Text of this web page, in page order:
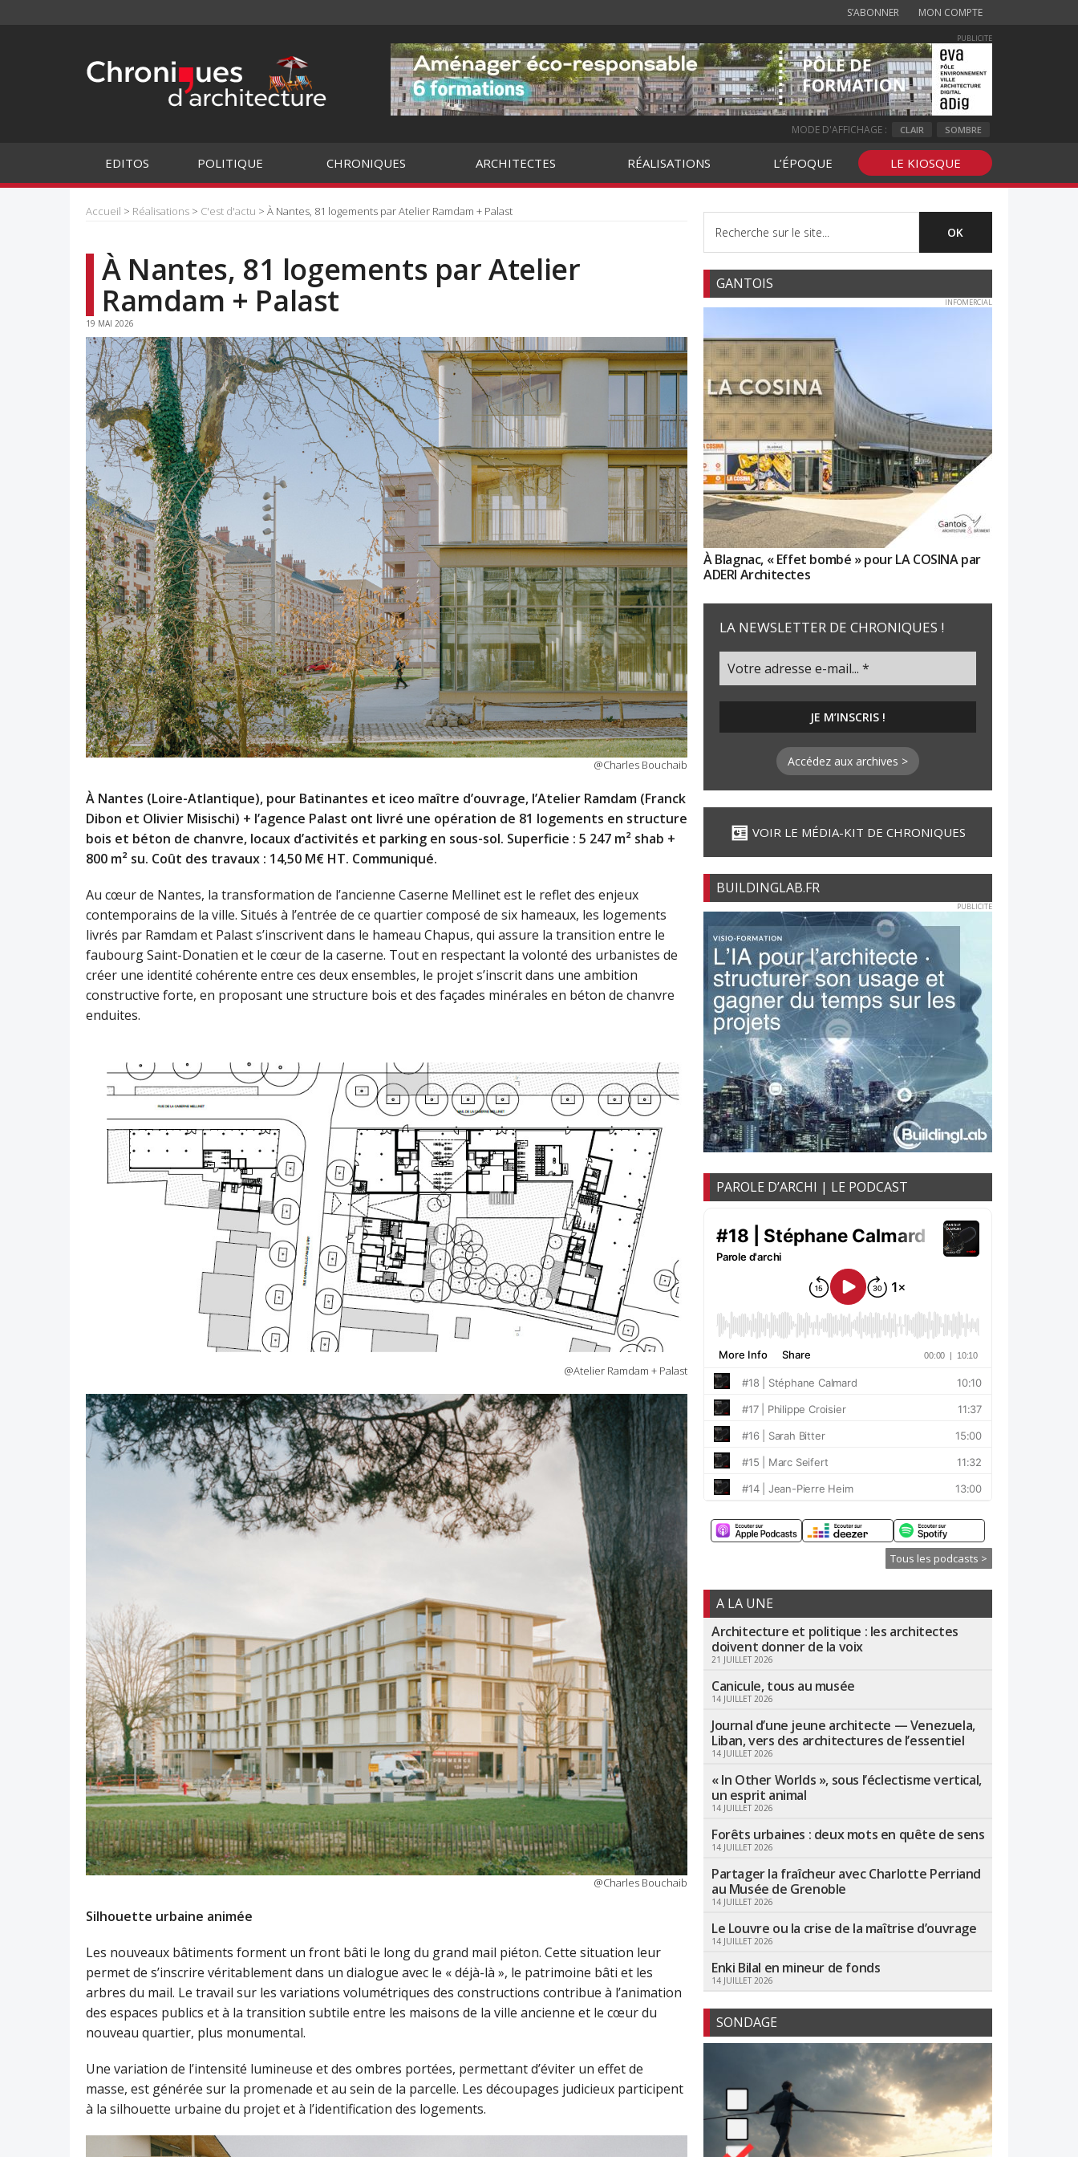
S’ABONNER MON COMPTE
PUBLICITE
MODE D'AFFICHAGE : CLAIR SOMBRE
EDITOS POLITIQUE CHRONIQUES ARCHITECTES RÉALISATIONS L’ÉPOQUE LE KIOSQUE
Accueil > Réalisations > C'est d'actu > À Nantes, 81 logements par Atelier Ramdam + Palast
À Nantes, 81 logements par Atelier
Ramdam + Palast
19 MAI 2026
@Charles Bouchaib
À Nantes (Loire-Atlantique), pour Batinantes et iceo maître d’ouvrage, l’Atelier Ramdam (Franck
Dibon et Olivier Misischi) + l’agence Palast ont livré une opération de 81 logements en structure
bois et béton de chanvre, locaux d’activités et parking en sous-sol. Superficie : 5 247 m² shab +
800 m² su. Coût des travaux : 14,50 M€ HT. Communiqué.
Au cœur de Nantes, la transformation de l’ancienne Caserne Mellinet est le reflet des enjeux
contemporains de la ville. Situés à l’entrée de ce quartier composé de six hameaux, les logements
livrés par Ramdam et Palast s’inscrivent dans le hameau Chapus, qui assure la transition entre le
faubourg Saint-Donatien et le cœur de la caserne. Tout en respectant la volonté des urbanistes de
créer une identité cohérente entre ces deux ensembles, le projet s’inscrit dans une ambition
constructive forte, en proposant une structure bois et des façades minérales en béton de chanvre
enduites.
@Atelier Ramdam + Palast
@Charles Bouchaib
Silhouette urbaine animée
Les nouveaux bâtiments forment un front bâti le long du grand mail piéton. Cette situation leur
permet de s’inscrire véritablement dans un dialogue avec le « déjà-là », le patrimoine bâti et les
arbres du mail. Le travail sur les variations volumétriques des constructions contribue à l’animation
des espaces publics et à la transition subtile entre les maisons de la ville ancienne et le cœur du
nouveau quartier, plus monumental.
Une variation de l’intensité lumineuse et des ombres portées, permettant d’éviter un effet de
masse, est générée sur la promenade et au sein de la parcelle. Les découpages judicieux participent
à la silhouette urbaine du projet et à l’identification des logements.
GANTOIS
INFOMERCIAL
À Blagnac, « Effet bombé » pour LA COSINA par
ADERI Architectes
LA NEWSLETTER DE CHRONIQUES !
Accédez aux archives >
VOIR LE MÉDIA-KIT DE CHRONIQUES
BUILDINGLAB.FR
PUBLICITE
PAROLE D’ARCHI | LE PODCAST
Tous les podcasts >
A LA UNE
Architecture et politique : les architectes
doivent donner de la voix
21 JUILLET 2026
Canicule, tous au musée
14 JUILLET 2026
Journal d’une jeune architecte — Venezuela,
Liban, vers des architectures de l’essentiel
14 JUILLET 2026
« In Other Worlds », sous l’éclectisme vertical,
un esprit animal
14 JUILLET 2026
Forêts urbaines : deux mots en quête de sens
14 JUILLET 2026
Partager la fraîcheur avec Charlotte Perriand
au Musée de Grenoble
14 JUILLET 2026
Le Louvre ou la crise de la maîtrise d’ouvrage
14 JUILLET 2026
Enki Bilal en mineur de fonds
14 JUILLET 2026
SONDAGE